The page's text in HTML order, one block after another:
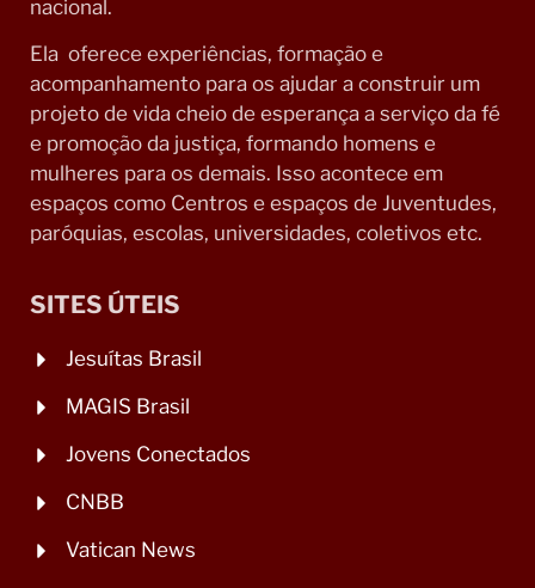
nacional.
Ela oferece experiências, formação e
acompanhamento para os ajudar a construir um
projeto de vida cheio de esperança a serviço da fé
e promoção da justiça, formando homens e
mulheres para os demais. Isso acontece em
espaços como Centros e espaços de Juventudes,
paróquias, escolas, universidades, coletivos etc.
SITES ÚTEIS
Jesuítas Brasil
MAGIS Brasil
Jovens Conectados
CNBB
Vatican News